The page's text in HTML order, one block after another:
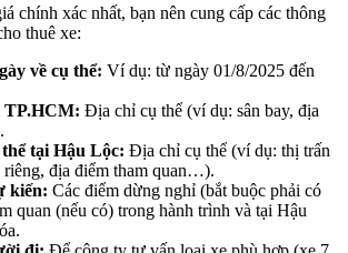
chính xác nhất, bạn nên cung cấp các thông
thuê xe:
về cụ thể: Ví dụ: từ ngày 01/8/2025 đến
TP.HCM: Địa chỉ cụ thể (ví dụ: sân bay, địa
tại Hậu Lộc: Địa chỉ cụ thể (ví dụ: thị trấn
địa điểm tham quan…).
kiến: Các điểm dừng nghỉ (bắt buộc phải có
quan (nếu có) trong hành trình và tại Hậu